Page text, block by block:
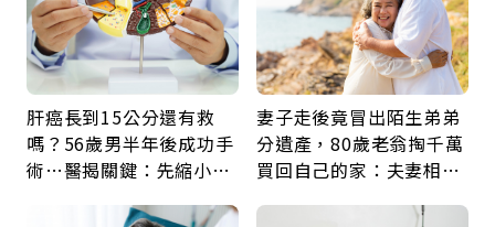
肝癌長到15公分還有救
嗎？56歲男半年後成功手
術…醫揭關鍵：先縮小腫
妻子走後竟冒出陌生弟弟
分遺產，80歲老翁掏千萬
買回自己的家：夫妻相守